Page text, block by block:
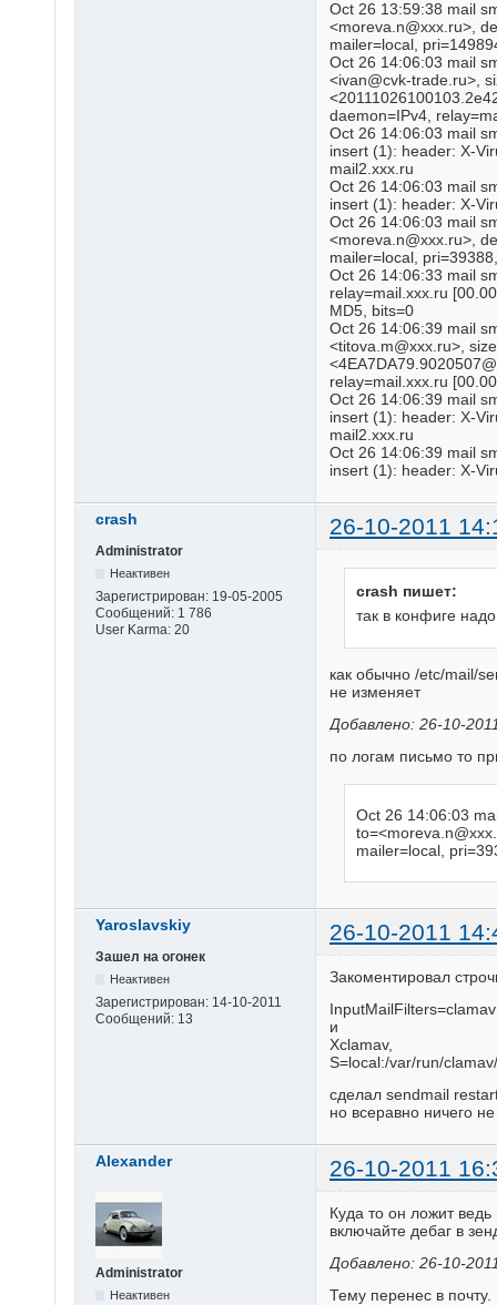
Oct 26 13:59:38 mail
<moreva.n@xxx.ru>,
mailer=local,
Oct 26 14:06:03 mail
<ivan@cvk-trade.ru>,
<
daemon=IPv4,
Oct 26 14:06:03 mail
insert (1): header: X-
mail2.xxx.ru
Oct 26 14:06:03 mail
insert (1): header: X-
Oct 26 14:06:03 mail
<moreva.n@xxx.ru>,
mailer=local,
Oct 26 14:06:33 mail
relay=mail.xxx.ru
MD5, bits=0
Oct 26 14:06:39 mail
<titova.m@xxx.ru>,
<
relay=mail.xxx.ru
Oct 26 14:06:39 mail
insert (1): header: X-
mail2.xxx.ru
Oct 26 14:06:39 mail
insert (1): header: X-
crash 26-10-2011
Administrator
Неактивен
Зарегистрирован: 19-05-2005
Сообщений: 1 786
User Karma: 20
crash пишет:
так в конфиге
как обычно /etc/mail/
не изменяет
Добавлено: 26-10-
по логам письмо то
Oct 26 14:06:03
to=<
mailer=local,
Yaroslavskiy 26-10-2011
Зашел на огонек
Неактивен
Зарегистрирован: 14-10-2011
Сообщений: 13
Закоментировал
InputMailFilters=clamav
и
Xclamav,
S=local:/var/run/
сделал sendmail
но всеравно ничего
Alexander 26-10-2011
Administrator
Неактивен
Куда то он ложит
включайте дебаг в
Добавлено: 26-10-
Тему перенес в почту.